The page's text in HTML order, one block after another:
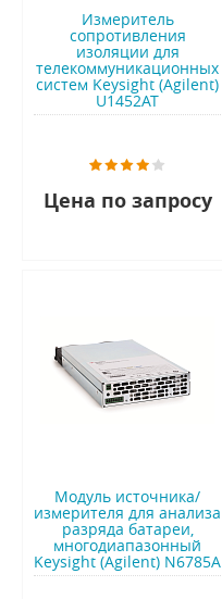
Измеритель
сопротивления
изоляции для
телекоммуникационных
систем Keysight (Agilent)
U1452AT
Цена по запросу
Модуль источника/
измерителя для анализа
разряда батареи,
многодиапазонный
Keysight (Agilent) N6785A